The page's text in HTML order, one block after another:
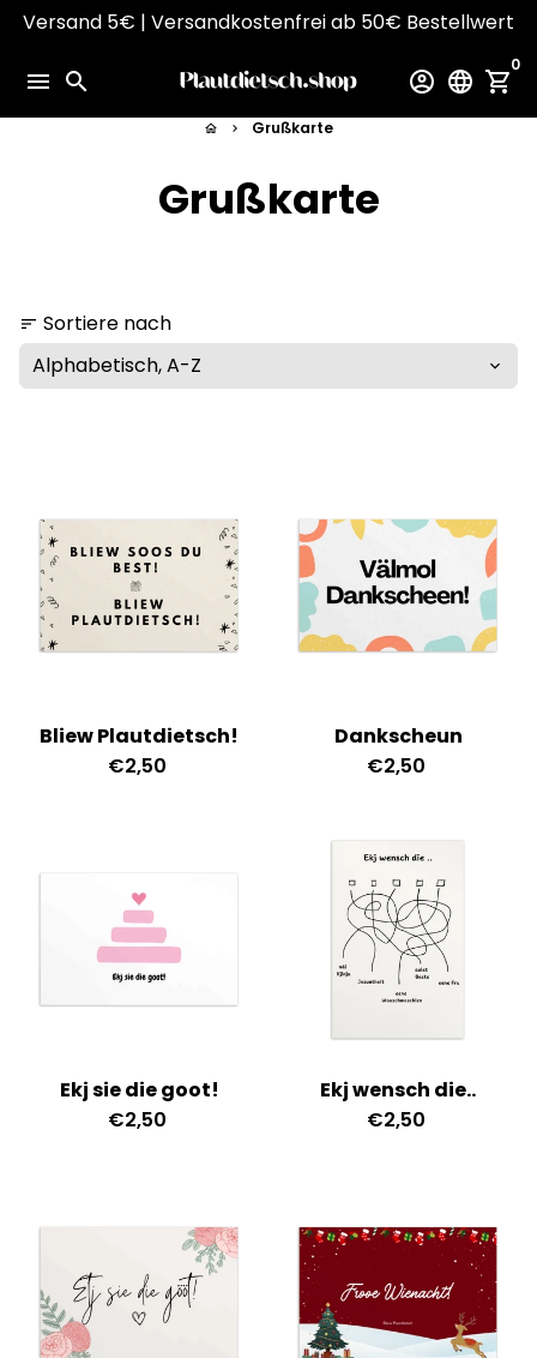
Direkt
Inhalt
Versand 5€ | Versandkostenfrei ab 50€ Bestellwert
menu search account_circle language shopping_cart
0
home keyboard_arrow_right Grußkarte
Grußkarte
sort Sortiere nach
Bliew Plautdietsch!
€2,50
Dankscheun
€2,50
Ekj sie die goot!
€2,50
Ekj wensch die..
€2,50